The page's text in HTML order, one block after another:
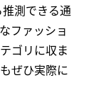
測できる通
ファッショ
ゴリに収ま
ぜひ実際に